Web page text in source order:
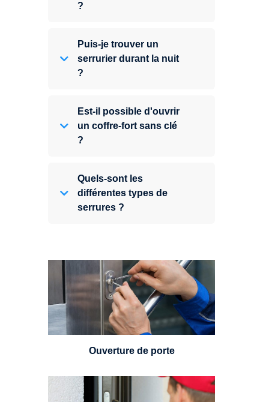
?
Puis-je trouver un
serrurier durant la nuit
?
Est-il possible d'ouvrir
un coffre-fort sans clé
?
Quels-sont les
différentes types de
serrures ?
Vous avez perdu vos clés ou la
porte s'est refermée derrière vous
? Un serrurier est disponible
24h/7.
Ouverture de porte
Un serrurier sera en mesure de